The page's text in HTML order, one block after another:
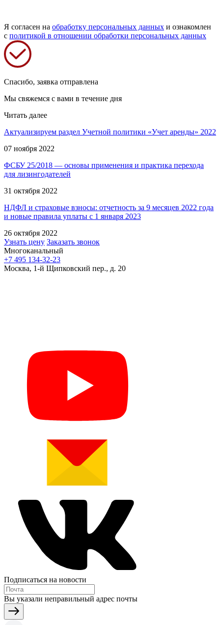
Я согласен на обработку персональных данных и ознакомлен
с политикой в отношении обработки персональных данных
Спасибо, заявка отправлена
Мы свяжемся с вами в течение дня
Читать далее
Актуализируем раздел Учетной политики «Учет аренды» 2022
07 ноября 2022
ФСБУ 25/2018 — основы применения и практика перехода
для лизингодателей
31 октября 2022
НДФЛ и страховые взносы: отчетность за 9 месяцев 2022 года
и новые правила уплаты с 1 января 2023
26 октября 2022
Узнать цену Заказать звонок
Многоканальный
+7 495 134-32-23
Москва, 1-й Щипковский пер., д. 20
Подписаться на новости
Вы указали неправильный адрес почты